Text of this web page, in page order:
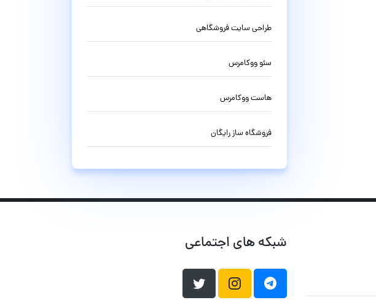
طراحی سایت فروشگاهی
سئو ووکامرس
هاست ووکامرس
فروشگاه ساز رایگان
شبکه های اجتماعی